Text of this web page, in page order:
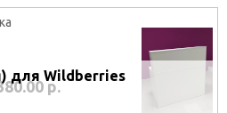
для Wildberries
р.